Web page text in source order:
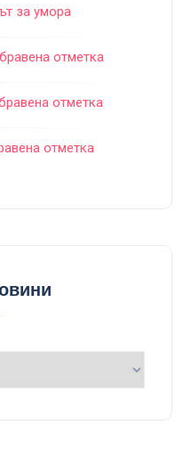
за умора
отметка
отметка
отметка